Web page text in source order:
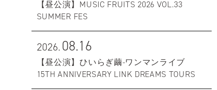
【昼公演】MUSIC FRUITS 2026 VOL.33
SUMMER FES
2026.08.16
【昼公演】ひいらぎ繭-ワンマンライブ
15TH ANNIVERSARY LINK DREAMS TOURS